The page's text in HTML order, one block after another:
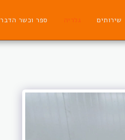
שירותים גלריה ספר וכשר הדבר